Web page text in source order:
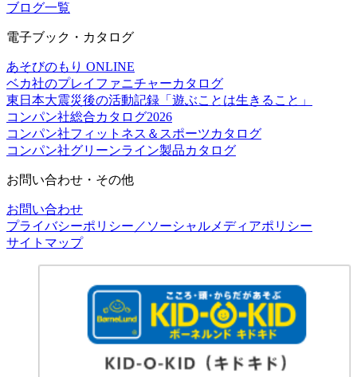
ブログ一覧
電子ブック・カタログ
あそびのもり ONLINE
ベカ社のプレイファニチャーカタログ
東日本大震災後の活動記録「遊ぶことは生きること」
コンパン社総合カタログ2026
コンパン社フィットネス＆スポーツカタログ
コンパン社グリーンライン製品カタログ
お問い合わせ・その他
お問い合わせ
プライバシーポリシー／ソーシャルメディアポリシー
サイトマップ